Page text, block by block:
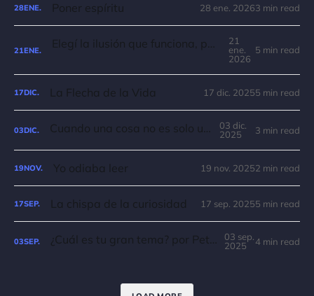
28ENE. Poner espíritu 28 ene. 20263 min read
21ENE. Elegí la ilusión que funciona, por Scott Adams
21
ene.
2026
5 min read
17DIC. La Flecha de la Vida 17 dic. 20255 min read
03DIC. Cuando una cosa no es solo una cosa
03 dic.
2025
3 min read
19NOV. Yo odiaba leer 19 nov. 20252 min read
17SEP. La chispa de la curiosidad 17 sep. 20255 min read
03SEP. ¿Cuál es tu gran tema? por Peter Bregman
03 sep.
2025
4 min read